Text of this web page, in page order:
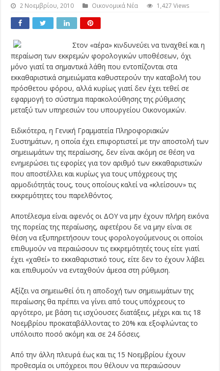
2 Νοεμβρίου, 2010 Οικονομικά Νέα 1,427 Views
Στον «αέρα» κινδυνεύει να τιναχθεί και η
περαίωση των εκκρεμών φορολογικών υποθέσεων, όχι
μόνο γιατί τα σημαντικά λάθη που εντοπίζονται στα
εκκαθαριστικά σημειώματα καθυστερούν την καταβολή του
πρόσθετου φόρου, αλλά κυρίως γιατί δεν έχει τεθεί σε
εφαρμογή το σύστημα παρακολούθησης της ρύθμισης
μεταξύ των υπηρεσιών του υπουργείου Οικονομικών.
Ειδικότερα, η Γενική Γραμματεία Πληροφοριακών
Συστημάτων, η οποία έχει επιφορτιστεί με την αποστολή των
σημειωμάτων της περαίωσης, δεν είναι ακόμη σε θέση να
ενημερώσει τις εφορίες για τον αριθμό των εκκαθαριστικών
που αποστέλλει και κυρίως για τους υπόχρεους της
αρμοδιότητάς τους, τους οποίους καλεί να «κλείσουν» τις
εκκρεμότητες του παρελθόντος.
Αποτέλεσμα είναι αφενός οι ΔΟΥ να μην έχουν πλήρη εικόνα
της πορείας της περαίωσης, αφετέρου δε να μην είναι σε
θέση να εξυπηρετήσουν τους φορολογούμενους οι οποίοι
επιθυμούν να περαιώσουν τις εκκρεμότητές τους είτε γιατί
έχει «χαθεί» το εκκαθαριστικό τους, είτε δεν το έχουν λάβει
και επιθυμούν να ενταχθούν άμεσα στη ρύθμιση.
Αξίζει να σημειωθεί ότι η αποδοχή των σημειωμάτων της
περαίωσης θα πρέπει να γίνει από τους υπόχρεους το
αργότερο, με βάση τις ισχύουσες διατάξεις, μέχρι και τις 18
Νοεμβρίου προκαταβάλλοντας το 20% και εξοφλώντας το
υπόλοιπο ποσό ακόμη και σε 24 δόσεις.
Από την άλλη πλευρά έως και τις 15 Νοεμβρίου έχουν
προθεσμία οι υπόχρεοι που θέλουν να περαιώσουν